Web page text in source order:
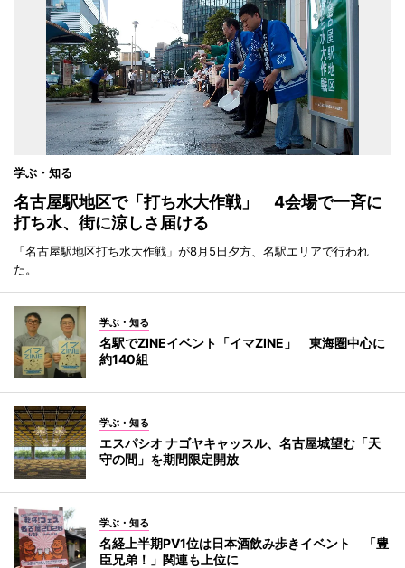
学ぶ・知る
名古屋駅地区で「打ち水大作戦」 4会場で一斉に
打ち水、街に涼しさ届ける
「名古屋駅地区打ち水大作戦」が8月5日夕方、名駅エリアで行われ
た。
学ぶ・知る
名駅でZINEイベント「イマZINE」 東海圏中心に
約140組
学ぶ・知る
エスパシオ ナゴヤキャッスル、名古屋城望む「天
守の間」を期間限定開放
学ぶ・知る
名経上半期PV1位は日本酒飲み歩きイベント 「豊
臣兄弟！」関連も上位に